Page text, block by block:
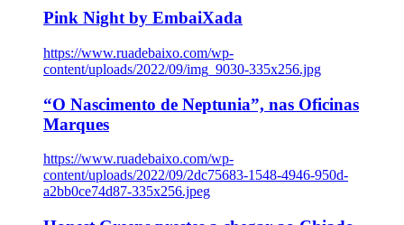
Pink Night by EmbaiXada
https://www.ruadebaixo.com/wp-
content/uploads/2022/09/img_9030-335x256.jpg
“O Nascimento de Neptunia”, nas Oficinas
Marques
https://www.ruadebaixo.com/wp-
content/uploads/2022/09/2dc75683-1548-4946-950d-
a2bb0ce74d87-335x256.jpeg